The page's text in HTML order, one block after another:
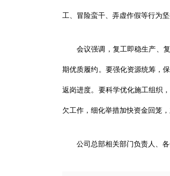
工、冒险蛮干、弄虚作假等行为
会议强调，复工即稳生产、
期优质履约。要强化资源统筹，
返岗进度。要科学优化施工组织
欠工作，细化举措加快资金回笼
公司总部相关部门负责人、